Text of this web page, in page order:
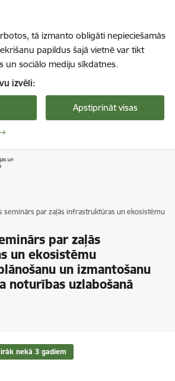
tā izmanto obligāti nepieciešamās
papildus šajā vietnē var tikt
un sociālo mediju sīkdatnes.
izvēli:
Apstiprināt visas
seminārs par zaļās infrastruktūras un ekosistēmu
par zaļās
un ekosistēmu
un izmantošanu
noturības uzlabošanā
nekā 3 gadiem